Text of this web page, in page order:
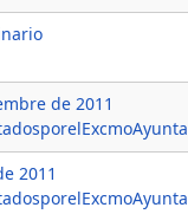
de 2011
2011